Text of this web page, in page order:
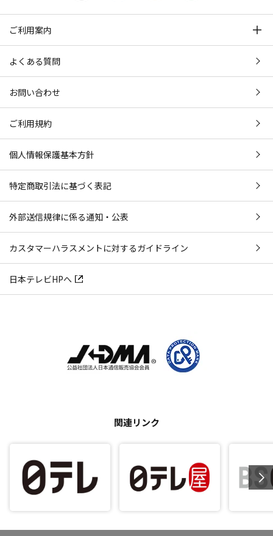
ご利用案内
よくある質問
お問い合わせ
ご利用規約
個人情報保護基本方針
特定商取引法に基づく表記
外部送信規律に係る通知・公表
カスタマーハラスメントに対するガイドライン
日本テレビHPへ
関連リンク